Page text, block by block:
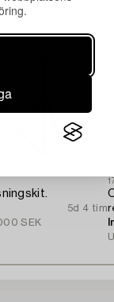
5d 4 tim
SEK